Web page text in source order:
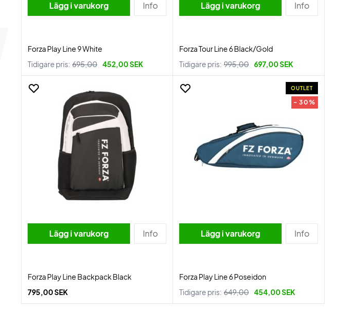
Lägg i varukorg Info
Forza Play Line 9 White
Tidigare pris: 695,00 452,00 SEK
Lägg i varukorg Info
Forza Tour Line 6 Black/Gold
Tidigare pris: 995,00 697,00 SEK
Lägg i varukorg Info
Forza Play Line Backpack Black
795,00 SEK
OUTLET
- 30%
Lägg i varukorg Info
Forza Play Line 6 Poseidon
Tidigare pris: 649,00 454,00 SEK